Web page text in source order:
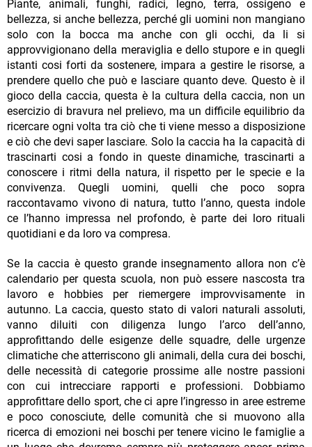
Piante, animali, funghi, radici, legno, terra, ossigeno e
bellezza, si anche bellezza, perché gli uomini non mangiano
solo con la bocca ma anche con gli occhi, da li si
approvvigionano della meraviglia e dello stupore e in quegli
istanti cosi forti da sostenere, impara a gestire le risorse, a
prendere quello che può e lasciare quanto deve. Questo è il
gioco della caccia, questa è la cultura della caccia, non un
esercizio di bravura nel prelievo, ma un difficile equilibrio da
ricercare ogni volta tra ciò che ti viene messo a disposizione
e ciò che devi saper lasciare. Solo la caccia ha la capacità di
trascinarti cosi a fondo in queste dinamiche, trascinarti a
conoscere i ritmi della natura, il rispetto per le specie e la
convivenza. Quegli uomini, quelli che poco sopra
raccontavamo vivono di natura, tutto l’anno, questa indole
ce l’hanno impressa nel profondo, è parte dei loro rituali
quotidiani e da loro va compresa.
Se la caccia è questo grande insegnamento allora non c’è
calendario per questa scuola, non può essere nascosta tra
lavoro e hobbies per riemergere improvvisamente in
autunno. La caccia, questo stato di valori naturali assoluti,
vanno diluiti con diligenza lungo l’arco dell’anno,
approfittando delle esigenze delle squadre, delle urgenze
climatiche che atterriscono gli animali, della cura dei boschi,
delle necessità di categorie prossime alle nostre passioni
con cui intrecciare rapporti e professioni. Dobbiamo
approfittare dello sport, che ci apre l’ingresso in aree estreme
e poco conosciute, delle comunità che si muovono alla
ricerca di emozioni nei boschi per tenere vicino le famiglie a